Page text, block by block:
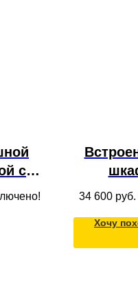
с
и
34 600
Хочу